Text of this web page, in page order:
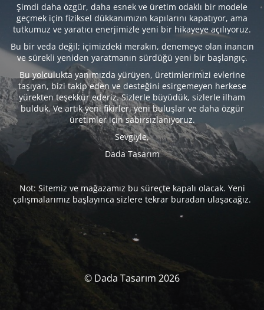
Şimdi daha özgür, daha esnek ve üretim odaklı bir modele
geçmek için fiziksel dükkanımızın kapılarını kapatıyor, ama
tutkumuz ve yaratıcı enerjimizle yeni bir hikayeye açılıyoruz.
Bu bir veda değil; içimizdeki merakın, denemeye olan inancın
ve sürekli yeniden yaratmanın sürdüğü yeni bir başlangıç.
Bu yolculukta yanımızda yürüyen, üretimlerimizi evlerine
taşıyan, bizi takip eden ve desteğini esirgemeyen herkese
yürekten teşekkür ederiz. Sizlerle büyüdük, sizlerle ilham
bulduk. Ve artık yeni fikirler, yeni buluşlar ve daha özgür
üretimler için sabırsızlanıyoruz.
Sevgiyle,
Dada Tasarım
Not: Sitemiz ve mağazamız bu süreçte kapalı olacak. Yeni
çalışmalarımız başlayınca sizlere tekrar buradan ulaşacağız.
© Dada Tasarım 2026